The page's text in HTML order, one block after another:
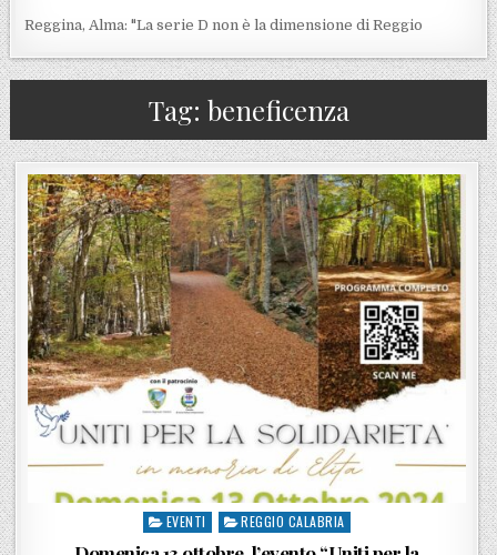
Reggina, Alma: "La serie D non è la dimensione di Reggio
Tag: beneficenza
Posted in
EVENTI REGGIO CALABRIA